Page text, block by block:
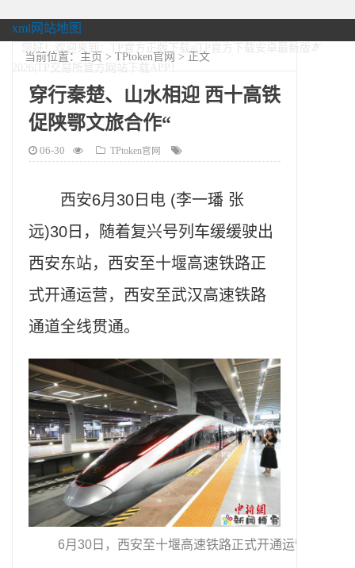
xml网站地图
您好！欢迎来到：TP官方正版下载a|TP官方下载安卓最新版本
2026|TP交易所官方网站下载APP！
当前位置： 主页 > TPtoken官网 > 正文
穿行秦楚、山水相迎 西十高铁
促陕鄂文旅合作“
06-30 TPtoken官网
西安6月30日电 (李一璠 张
远)30日，随着复兴号列车缓缓驶出
西安东站，西安至十堰高速铁路正
式开通运营，西安至武汉高速铁路
通道全线贯通。
6月30日，西安至十堰高速铁路正式开通运营。 张